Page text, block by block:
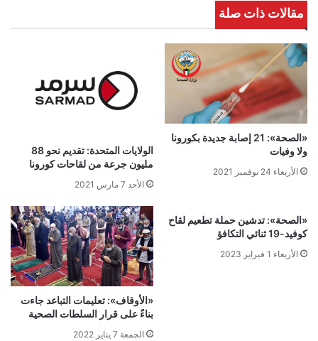
مقالات ذات صلة
«الصحة»: 21 إصابة جديدة بكورونا
ولا وفيات
الأربعاء 24 نوفمبر 2021
الولايات المتحدة: تقديم نحو 88
مليون جرعة من لقاحات كورونا
الأحد 7 مارس 2021
«الصحة»: تدشين حملة تطعيم لقاح
كوفيد-19 ثنائي التكافؤ
الأربعاء 1 فبراير 2023
«الأوقاف»: تعليمات التباعد جاءت
بناءً على قرار السلطات الصحية
الجمعة 7 يناير 2022